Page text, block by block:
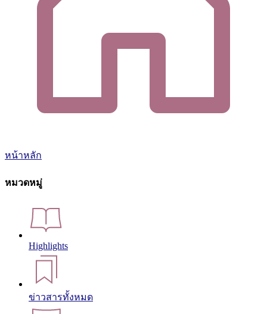
หน้าหลัก
หมวดหมู่
Highlights
ข่าวสารทั้งหมด